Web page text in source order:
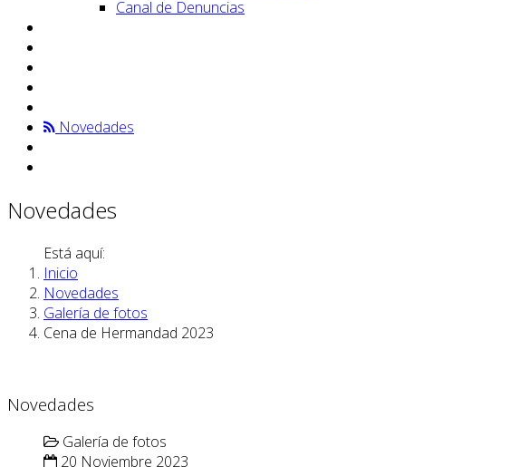
Canal de Denuncias
Novedades
Novedades
Está aquí:
Inicio
Novedades
Galería de fotos
Cena de Hermandad 2023
Novedades
Galería de fotos
20 Noviembre 2023